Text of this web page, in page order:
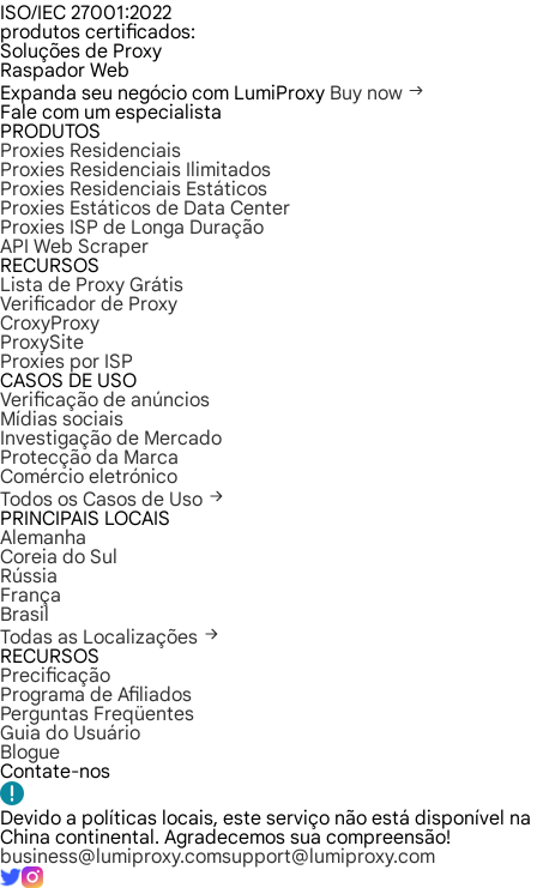
ISO/IEC 27001:2022
produtos certificados:
Soluções de Proxy
Raspador Web
Expanda seu negócio com LumiProxy Buy now
Fale com um especialista
PRODUTOS
Proxies Residenciais
Proxies Residenciais Ilimitados
Proxies Residenciais Estáticos
Proxies Estáticos de Data Center
Proxies ISP de Longa Duração
API Web Scraper
RECURSOS
Lista de Proxy Grátis
Verificador de Proxy
CroxyProxy
ProxySite
Proxies por ISP
CASOS DE USO
Verificação de anúncios
Mídias sociais
Investigação de Mercado
Protecção da Marca
Comércio eletrónico
Todos os Casos de Uso
PRINCIPAIS LOCAIS
Alemanha
Coreia do Sul
Rússia
França
Brasil
Todas as Localizações
RECURSOS
Precificação
Programa de Afiliados
Perguntas Freqüentes
Guia do Usuário
Blogue
Contate-nos
Devido a políticas locais, este serviço não está disponível na
China continental. Agradecemos sua compreensão!
business@lumiproxy.comsupport@lumiproxy.com